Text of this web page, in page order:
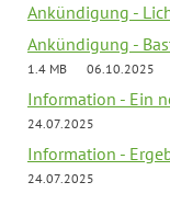
Ankündigung -
Ankündigung -
1.4 MB
06.10.2025
Information - Ein
24.07.2025
Information -
24.07.2025